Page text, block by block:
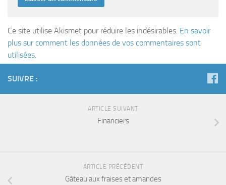
Ce site utilise Akismet pour réduire les indésirables. En savoir
plus sur comment les données de vos commentaires sont
utilisées
SUIVRE :
ARTICLE SUIVANT
Financiers
ARTICLE PRÉCÉDENT
Gâteau aux fraises et amandes